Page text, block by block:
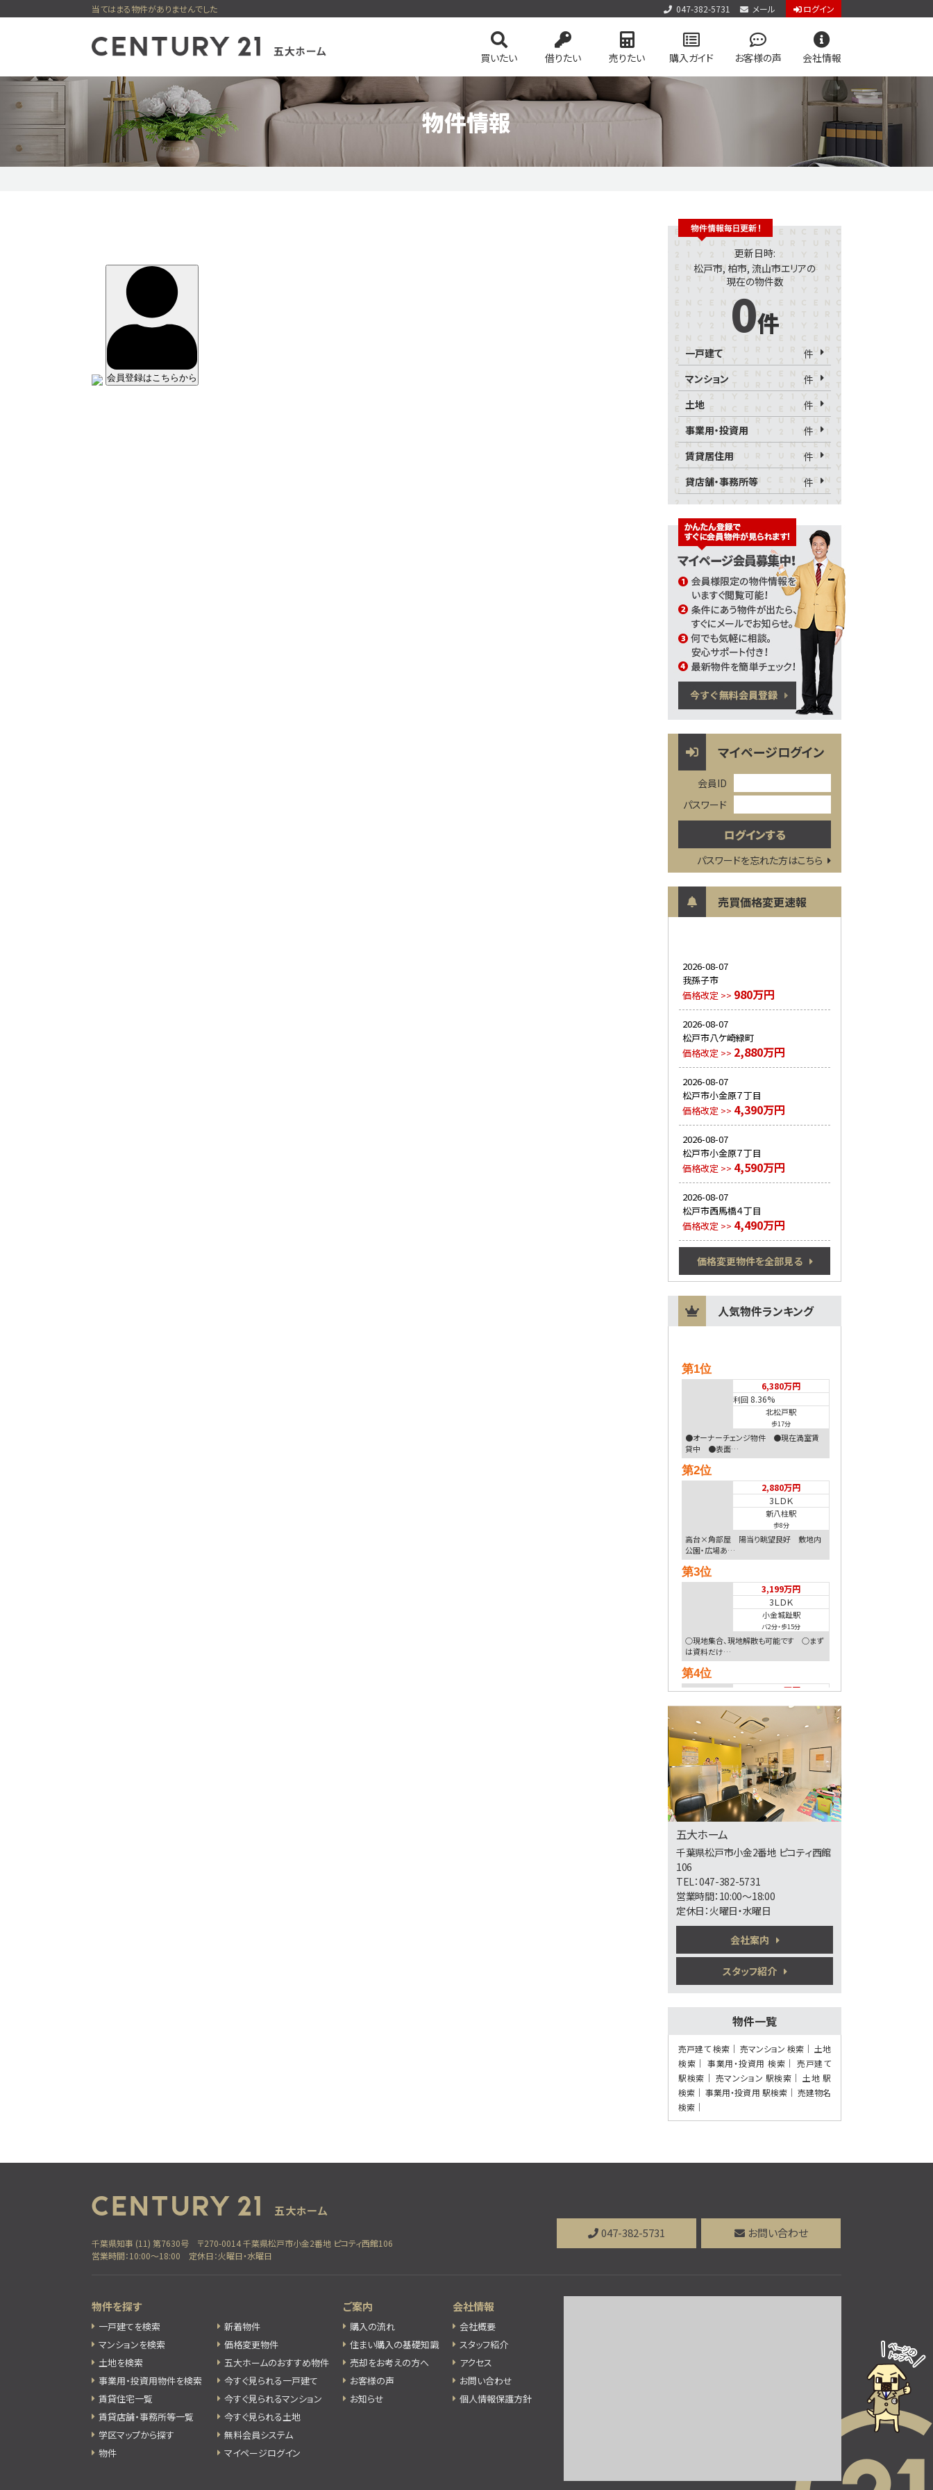
当てはまる物件がありませんでした 047-382-5731 メール ログイン
買いたい 借りたい 売りたい 購入ガイド お客様の声 会社情報
個人情報保護方針
物件情報
会員登録はこちらから
更新日時:
松戸市, 柏市, 流山市エリアの
現在の物件数
0件
一戸建て
件
マンション
件
土地
件
事業用・投資用
件
賃貸居住用
件
貸店舗・事務所等
件
マイページログイン
会員ID
パスワード
パスワードを忘れた方はこちら
売買価格変更速報
2026-08-07
我孫子市
価格改定 >> 980万円
2026-08-07
松戸市八ケ崎緑町
価格改定 >> 2,880万円
2026-08-07
松戸市小金原７丁目
価格改定 >> 4,390万円
2026-08-07
松戸市小金原７丁目
価格改定 >> 4,590万円
2026-08-07
松戸市西馬橋４丁目
価格改定 >> 4,490万円
価格変更物件を全部見る
人気物件ランキング
第1位
6,380万円
利回 8.36%
北松戸駅
歩17分
●オーナーチェンジ物件 ●現在満室賃
貸中 ●表面…
第2位
2,880万円
3ＬＤＫ
新八柱駅
歩8分
高台×角部屋 陽当り眺望良好 敷地内
公園・広場あ…
第3位
3,199万円
3ＬＤＫ
小金城趾駅
バ2分・歩15分
○現地集合、現地解散も可能です ○まず
は資料だけ…
第4位
4,999万円
3ＬＤＫ
南柏駅徒歩6分！地盤20年保証＋防犯カメ
ラ標準装…
第5位
2,499万円
4ＬＤＫ
運河駅
○現地集合、現地解散も可能です ○まず
は資料だけ…
第6位
5,280万円
3ＬＤＫ
南流山駅
通勤も通学も安心。防犯カメラと地盤20年
保証で家…
3,899万円
3ＬＤＫ
柏駅
「柏」駅徒歩10分のリフォーム物件 サンル
ーム付…
第8位
6,650万円
北松戸駅
歩9分
開放感あふれるルーフバルコニー付き
3,190万円
五大ホーム
千葉県松戸市小金2番地 ピコティ西館
106
TEL：047-382-5731
営業時間：10:00～18:00
定休日：火曜日・水曜日
会社案内
スタッフ紹介
物件一覧
売戸建て 検索 売マンション 検索
土地
検索
事業用・投資用 検索
売戸建て
駅検索
売マンション 駅検索
土地 駅
検索
事業用・投資用 駅検索
売建物名
検索
千葉県知事 (11) 第7630号
〒270-0014 千葉県松戸市小金2番地 ピコティ西館106
営業時間：10:00～18:00
定休日：火曜日・水曜日
047-382-5731 お問い合わせ
物件を探す
一戸建てを検索
マンションを検索
土地を検索
事業用・投資用物件を検索
賃貸住宅一覧
賃貸店舗・事務所等一覧
学区マップから探す
物件
新着物件
価格変更物件
五大ホームのおすすめ物件
今すぐ見られる一戸建て
今すぐ見られるマンション
今すぐ見られる土地
無料会員システム
マイページログイン
ご案内
購入の流れ
住まい購入の基礎知識
売却をお考えの方へ
お客様の声
お知らせ
会社情報
会社概要
スタッフ紹介
アクセス
お問い合わせ
個人情報保護方針